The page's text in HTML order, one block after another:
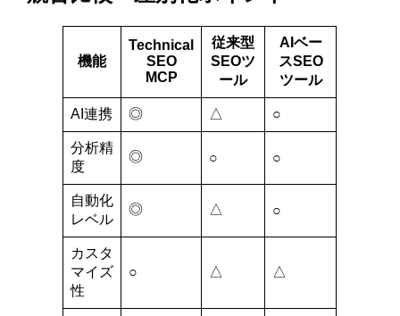
機能
Technical
SEO
MCP
従来型
SEOツ
ール
AIベー
スSEO
ツール
AI連携 ◎ △ ○
分析精
度
◎ ○ ○
自動化
レベル
◎ △ ○
カスタ
マイズ
性
○ △ △